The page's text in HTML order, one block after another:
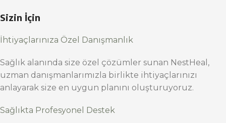
Sizin İçin
İhtiyaçlarınıza Özel Danışmanlık
Sağlık alanında size özel çözümler sunan NestHeal,
uzman danışmanlarımızla birlikte ihtiyaçlarınızı
anlayarak size en uygun planını oluşturuyoruz.
Sağlıkta Profesyonel Destek